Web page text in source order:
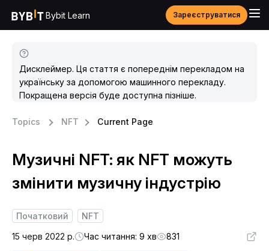
Bybit Learn Зареєструватися
Дисклеймер. Ця стаття є попереднім перекладом на
українську за допомогою машинного перекладу.
Покращена версія буде доступна пізніше.
Topics NFT Current Page
Музичні NFT: як NFT можуть
змінити музичну індустрію
Початковий
NFT
15 черв 2022 р.
Час читання: 9 хв 831